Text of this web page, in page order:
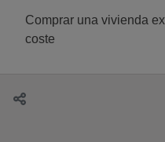
Comprar una vivienda
coste